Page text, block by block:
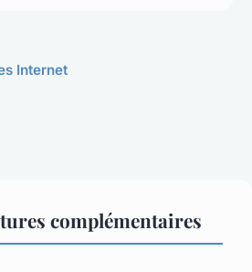
Internet
complémentaires